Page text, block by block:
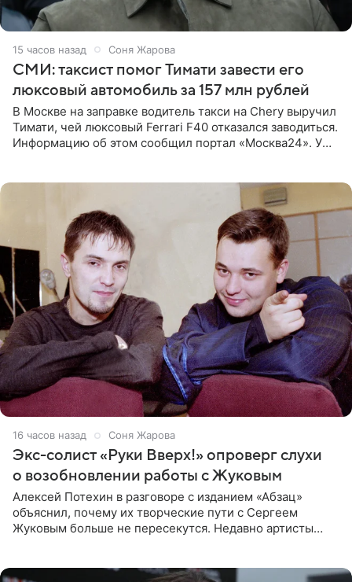
15 часов назад Соня Жарова
СМИ: таксист помог Тимати завести его
люксовый автомобиль за 157 млн рублей
В Москве на заправке водитель такси на Chery выручил
Тимати, чей люксовый Ferrari F40 отказался заводиться.
Информацию об этом сообщил портал «Москва24». У
16 часов назад Соня Жарова
Экс-солист «Руки Вверх!» опроверг слухи
о возобновлении работы с Жуковым
Алексей Потехин в разговоре с изданием «Абзац»
объяснил, почему их творческие пути с Сергеем
Жуковым больше не пересекутся. Недавно артисты